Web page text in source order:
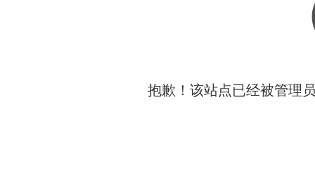
抱歉！该站点已经被管理